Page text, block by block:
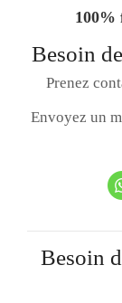
100%
Besoin
Prenez
Envoyez un
Besoin